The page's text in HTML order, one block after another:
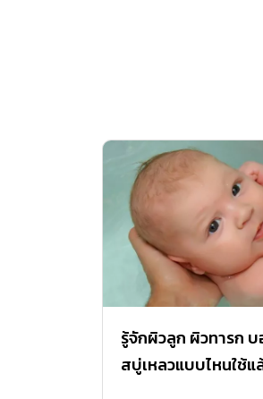
รู้จักผิวลูก ผิวทารก
สบู่เหลวแบบไหนใช้แ